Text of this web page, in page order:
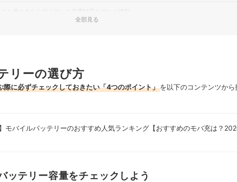
さを求めるならワイヤレス充電対応モデルが便利
ンツはこちら
売れ筋ランキングもチェック！
全部見る
リーの選び方
際に必ずチェックしておきたい「4つのポイント」を以下のコンテンツから
】モバイルバッテリーのおすすめ人気ランキング【おすすめのモバ充は？
ッテリー容量をチェックしよう